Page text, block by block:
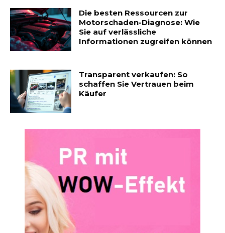
Die besten Ressourcen zur
Motorschaden-Diagnose: Wie
Sie auf verlässliche
Informationen zugreifen können
Transparent verkaufen: So
schaffen Sie Vertrauen beim
Käufer